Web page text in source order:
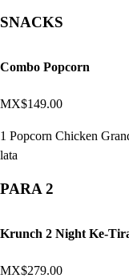
SNACKS
Combo Popcorn
MX$149.00
1 Popcorn Chicken
lata
PARA 2
Krunch 2 Night Ke-
MX$279.00